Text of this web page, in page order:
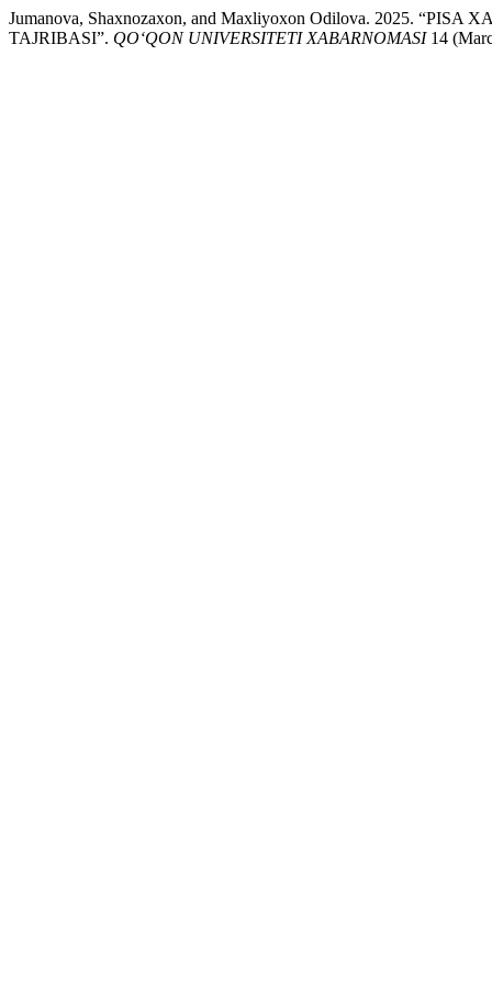
Jumanova, Shaxnozaxon, and Maxliyoxon Odilova. 2025.
TAJRIBASI”. QO‘QON UNIVERSITETI XABARNOMASI14